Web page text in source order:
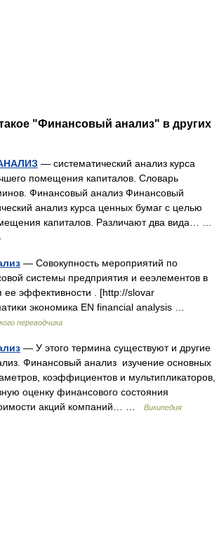
"Финансовый анализ" в других
— систематический анализ курса
помещения капиталов. Словарь
Финансовый анализ Финансовый
анализ курса ценных бумаг с целью
капиталов. Различают два вида… …
— Совокупность мероприятий по
системы предприятия и ееэлементов в
ее эффективности . [http://slovar
экономика EN financial analysis …
переводчика
— У этого термина существуют и другие
Финансовый анализ изучение основных
коэффициентов и мультипликаторов,
оценку финансового состояния
акций компаний… …
Википедия